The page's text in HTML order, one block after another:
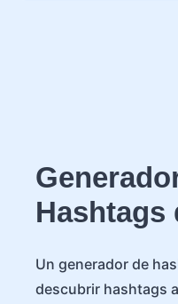
Hashtags
Un generador de
descubrir hashtags